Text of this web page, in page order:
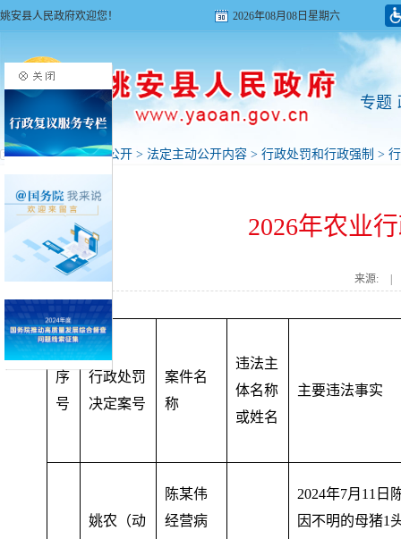
姚安县人民政府欢迎您！ 2026年08月08日星期六
专题
首页>政府信息公开 > 法定主动公开内容 > 行政处罚和行政强制 >
2026年农业
来源:
序
号
行政处罚
决定案号
案件名
称
违法主
体名称
或姓名
主要违法事实
姚农（动
陈某伟
经营病
2024年7月11日
因不明的母猪1